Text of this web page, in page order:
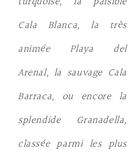
Cala Blanca, la très
animée Playa del
Arenal, la sauvage Cala
Barraca, ou encore la
splendide Granadella,
classée parmi les plus